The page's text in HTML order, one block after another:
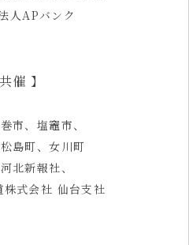
人APバンク
催 】
市、塩竈市、
島町、女川町
北新報社、
式会社 仙台支社